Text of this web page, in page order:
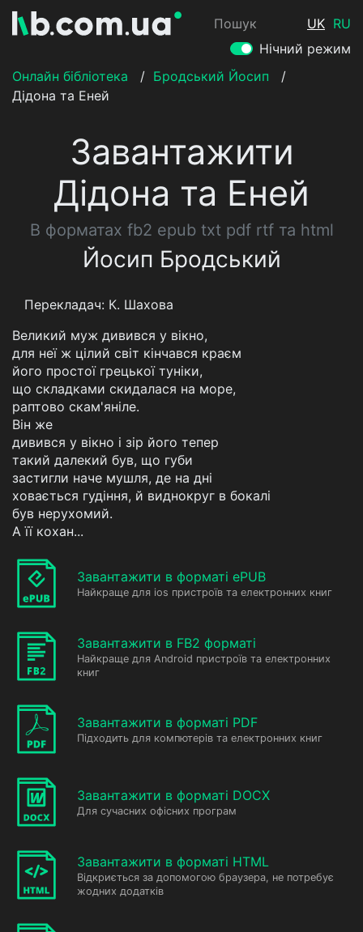
Пошук UK RU
Нічний режим
Онлайн бібліотека
/ Бродський Йосип
/
Дідона та Еней
Завантажити
Дідона та Еней
В форматах fb2 epub txt pdf rtf та html
Йосип Бродський
Перекладач: К. Шахова
Великий муж дивився у вікно,
для неї ж цілий світ кінчався краєм
його простої грецької туніки,
що складками скидалася на море,
раптово скам'яніле.
Він же
дивився у вікно і зір його тепер
такий далекий був, що губи
застигли наче мушля, де на дні
ховається гудіння, й виднокруг в бокалі
був нерухомий.
А її кохан...
Завантажити в форматі ePUB
Найкраще для ios пристроїв та електронних книг
Завантажити в FB2 форматі
Найкраще для Android пристроїв та електронних
книг
Завантажити в форматі PDF
Підходить для компютерів та електронних книг
Завантажити в форматі DOCX
Для сучасних офісних програм
Завантажити в форматі HTML
Відкриється за допомогою браузера, не потребує
жодних додатків